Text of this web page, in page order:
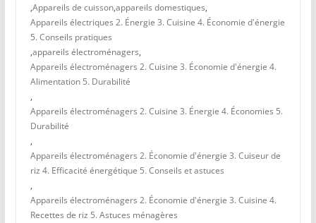
,Appareils de cuisson,appareils domestiques,
Appareils électriques 2. Énergie 3. Cuisine 4. Économie d'énergie
5. Conseils pratiques
,appareils électroménagers,
Appareils électroménagers 2. Cuisine 3. Économie d'énergie 4.
Alimentation 5. Durabilité
,
Appareils électroménagers 2. Cuisine 3. Énergie 4. Économies 5.
Durabilité
,
Appareils électroménagers 2. Économie d'énergie 3. Cuiseur de
riz 4. Efficacité énergétique 5. Conseils et astuces
,
Appareils électroménagers 2. Économie d'énergie 3. Cuisine 4.
Recettes de riz 5. Astuces ménagères